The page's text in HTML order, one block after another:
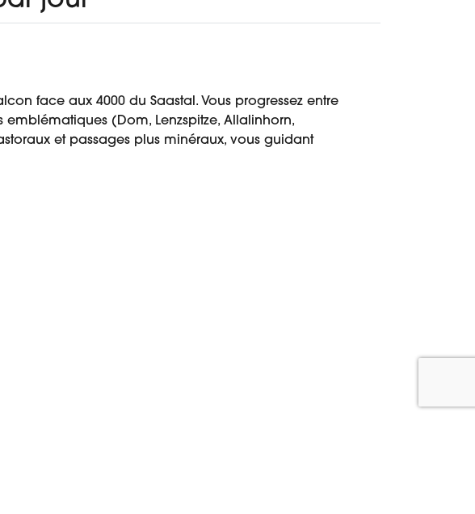
face aux 4000 du Saastal. Vous progressez entre
(Dom, Lenzspitze, Allalinhorn,
et passages plus minéraux, vous guidant